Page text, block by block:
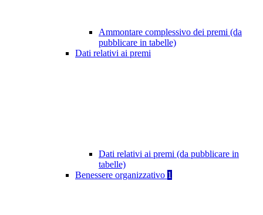
Ammontare complessivo dei premi (da
pubblicare in tabelle)
Dati relativi ai premi
Dati relativi ai premi (da pubblicare in
tabelle)
Benessere organizzativo 1